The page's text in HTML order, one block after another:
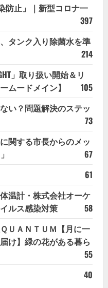
防止」｜新型コロナ一
397
タンク入り除菌水を準
214
」取り扱い開始＆リ
ムードメイン】
105
い？問題解決のステッ
73
関する市長からのメッ
67
61
温計・株式会社オーケ
ルス感染対策
58
ＵＡＮＴＵＭ【月に一
け】緑の花がある暮ら
55
40